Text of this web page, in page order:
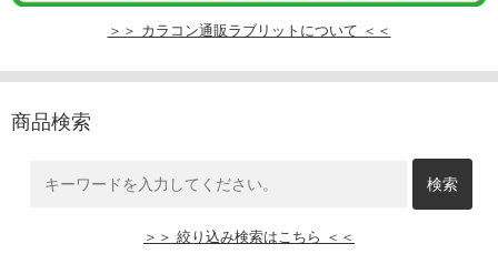
＞＞ カラコン通販ラブリットについて ＜＜
商品検索
＞＞ 絞り込み検索はこちら ＜＜